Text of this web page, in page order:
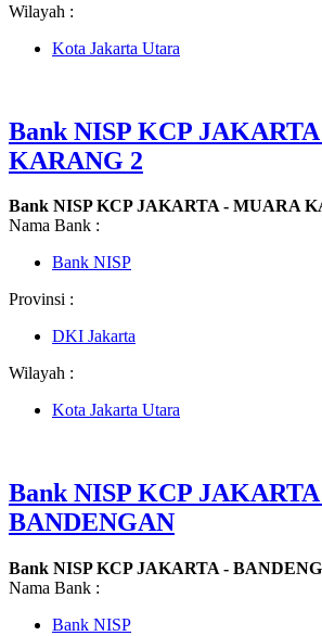
Wilayah :
Kota Jakarta Utara
Bank NISP KCP
KARANG 2
Bank NISP KCP JAKARTA - MUARA
Nama Bank :
Bank NISP
Provinsi :
DKI Jakarta
Wilayah :
Kota Jakarta Utara
Bank NISP KCP
BANDENGAN
Bank NISP KCP JAKARTA -
Nama Bank :
Bank NISP